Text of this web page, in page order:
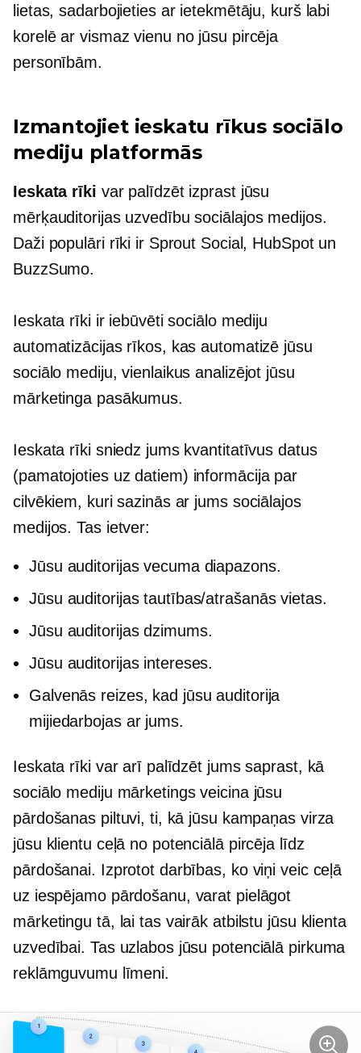
lietas, sadarbojieties ar ietekmētāju, kurš labi
korelē ar vismaz vienu no jūsu pircēja
personībām.
Izmantojiet ieskatu rīkus sociālo
mediju platformās
Ieskata rīki var palīdzēt izprast jūsu
mērķauditorijas uzvedību sociālajos medijos.
Daži populāri rīki ir Sprout Social, HubSpot un
BuzzSumo.
Ieskata rīki ir iebūvēti sociālo mediju
automatizācijas rīkos, kas automatizē jūsu
sociālo mediju, vienlaikus analizējot jūsu
mārketinga pasākumus.
Ieskata rīki sniedz jums kvantitatīvus datus
(pamatojoties uz datiem) informācija par
cilvēkiem, kuri sazinās ar jums sociālajos
medijos. Tas ietver:
Jūsu auditorijas vecuma diapazons.
Jūsu auditorijas tautības/atrašanās vietas.
Jūsu auditorijas dzimums.
Jūsu auditorijas intereses.
Galvenās reizes, kad jūsu auditorija
mijiedarbojas ar jums.
Ieskata rīki var arī palīdzēt jums saprast, kā
sociālo mediju mārketings veicina jūsu
pārdošanas piltuvi, ti, kā jūsu kampaņas virza
jūsu klientu ceļā no potenciālā pircēja līdz
pārdošanai. Izprotot darbības, ko viņi veic ceļā
uz iespējamo pārdošanu, varat pielāgot
mārketingu tā, lai tas vairāk atbilstu jūsu klienta
uzvedībai. Tas uzlabos jūsu potenciālā pirkuma
reklāmguvumu līmeni.